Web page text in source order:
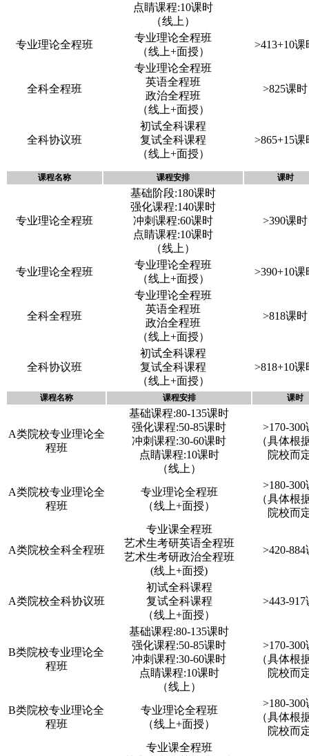
点睛课程:10课时
（线上）
专业理论全程班
专业理论全程班
（线上+面授）
>413+10课
全科全程班
专业理论全程班
英语全程班
政治全程班
（线上+面授）
>825课时
全科协议班
初试全科课程
复试全科课程
（线上+面授）
>865+15课
课程名称 课程安排 课时
专业理论全程班
基础阶段:180课时
强化课程:140课时
冲刺课程:60课时
点睛课程:10课时
（线上）
>390课时
专业理论全程班
专业理论全程班
（线上+面授）
>390+10课
全科全程班
专业理论全程班
英语全程班
政治全程班
（线上+面授）
>818课时
全科协议班
初试全科课程
复试全科课程
（线上+面授）
>818+10课
课程名称 课程安排 课时
A类院校专业理论全
程班
基础课程:80-135课时
强化课程:50-85课时
冲刺课程:30-60课时
点睛课程:10课时
（线上）
>170-
（具体根
院校而
A类院校专业理论全
程班
专业理论全程班
（线上+面授）
>180-
（具体根
院校而
A类院校全科全程班
专业课全程班
艺术生考研英语全程班
艺术生考研政治全程班
(线上+面授)
>420-
A类院校全科协议班
初试全科课程
复试全科课程
（线上+面授）
>443-
B类院校专业理论全
程班
基础课程:80-135课时
强化课程:50-85课时
冲刺课程:30-60课时
点睛课程:10课时
（线上）
>170-
（具体根
院校而
B类院校专业理论全
程班
专业理论全程班
（线上+面授）
>180-
（具体根
院校而
专业课全程班